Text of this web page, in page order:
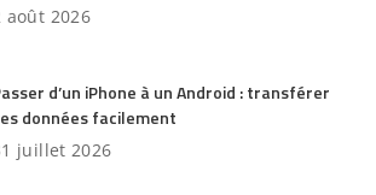
août 2026
d’un iPhone à un Android : transférer
données facilement
juillet 2026